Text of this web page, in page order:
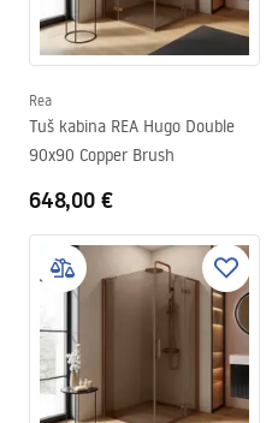
Rea
Tuš kabina REA Hugo Double
90x90 Copper Brush
648,00 €